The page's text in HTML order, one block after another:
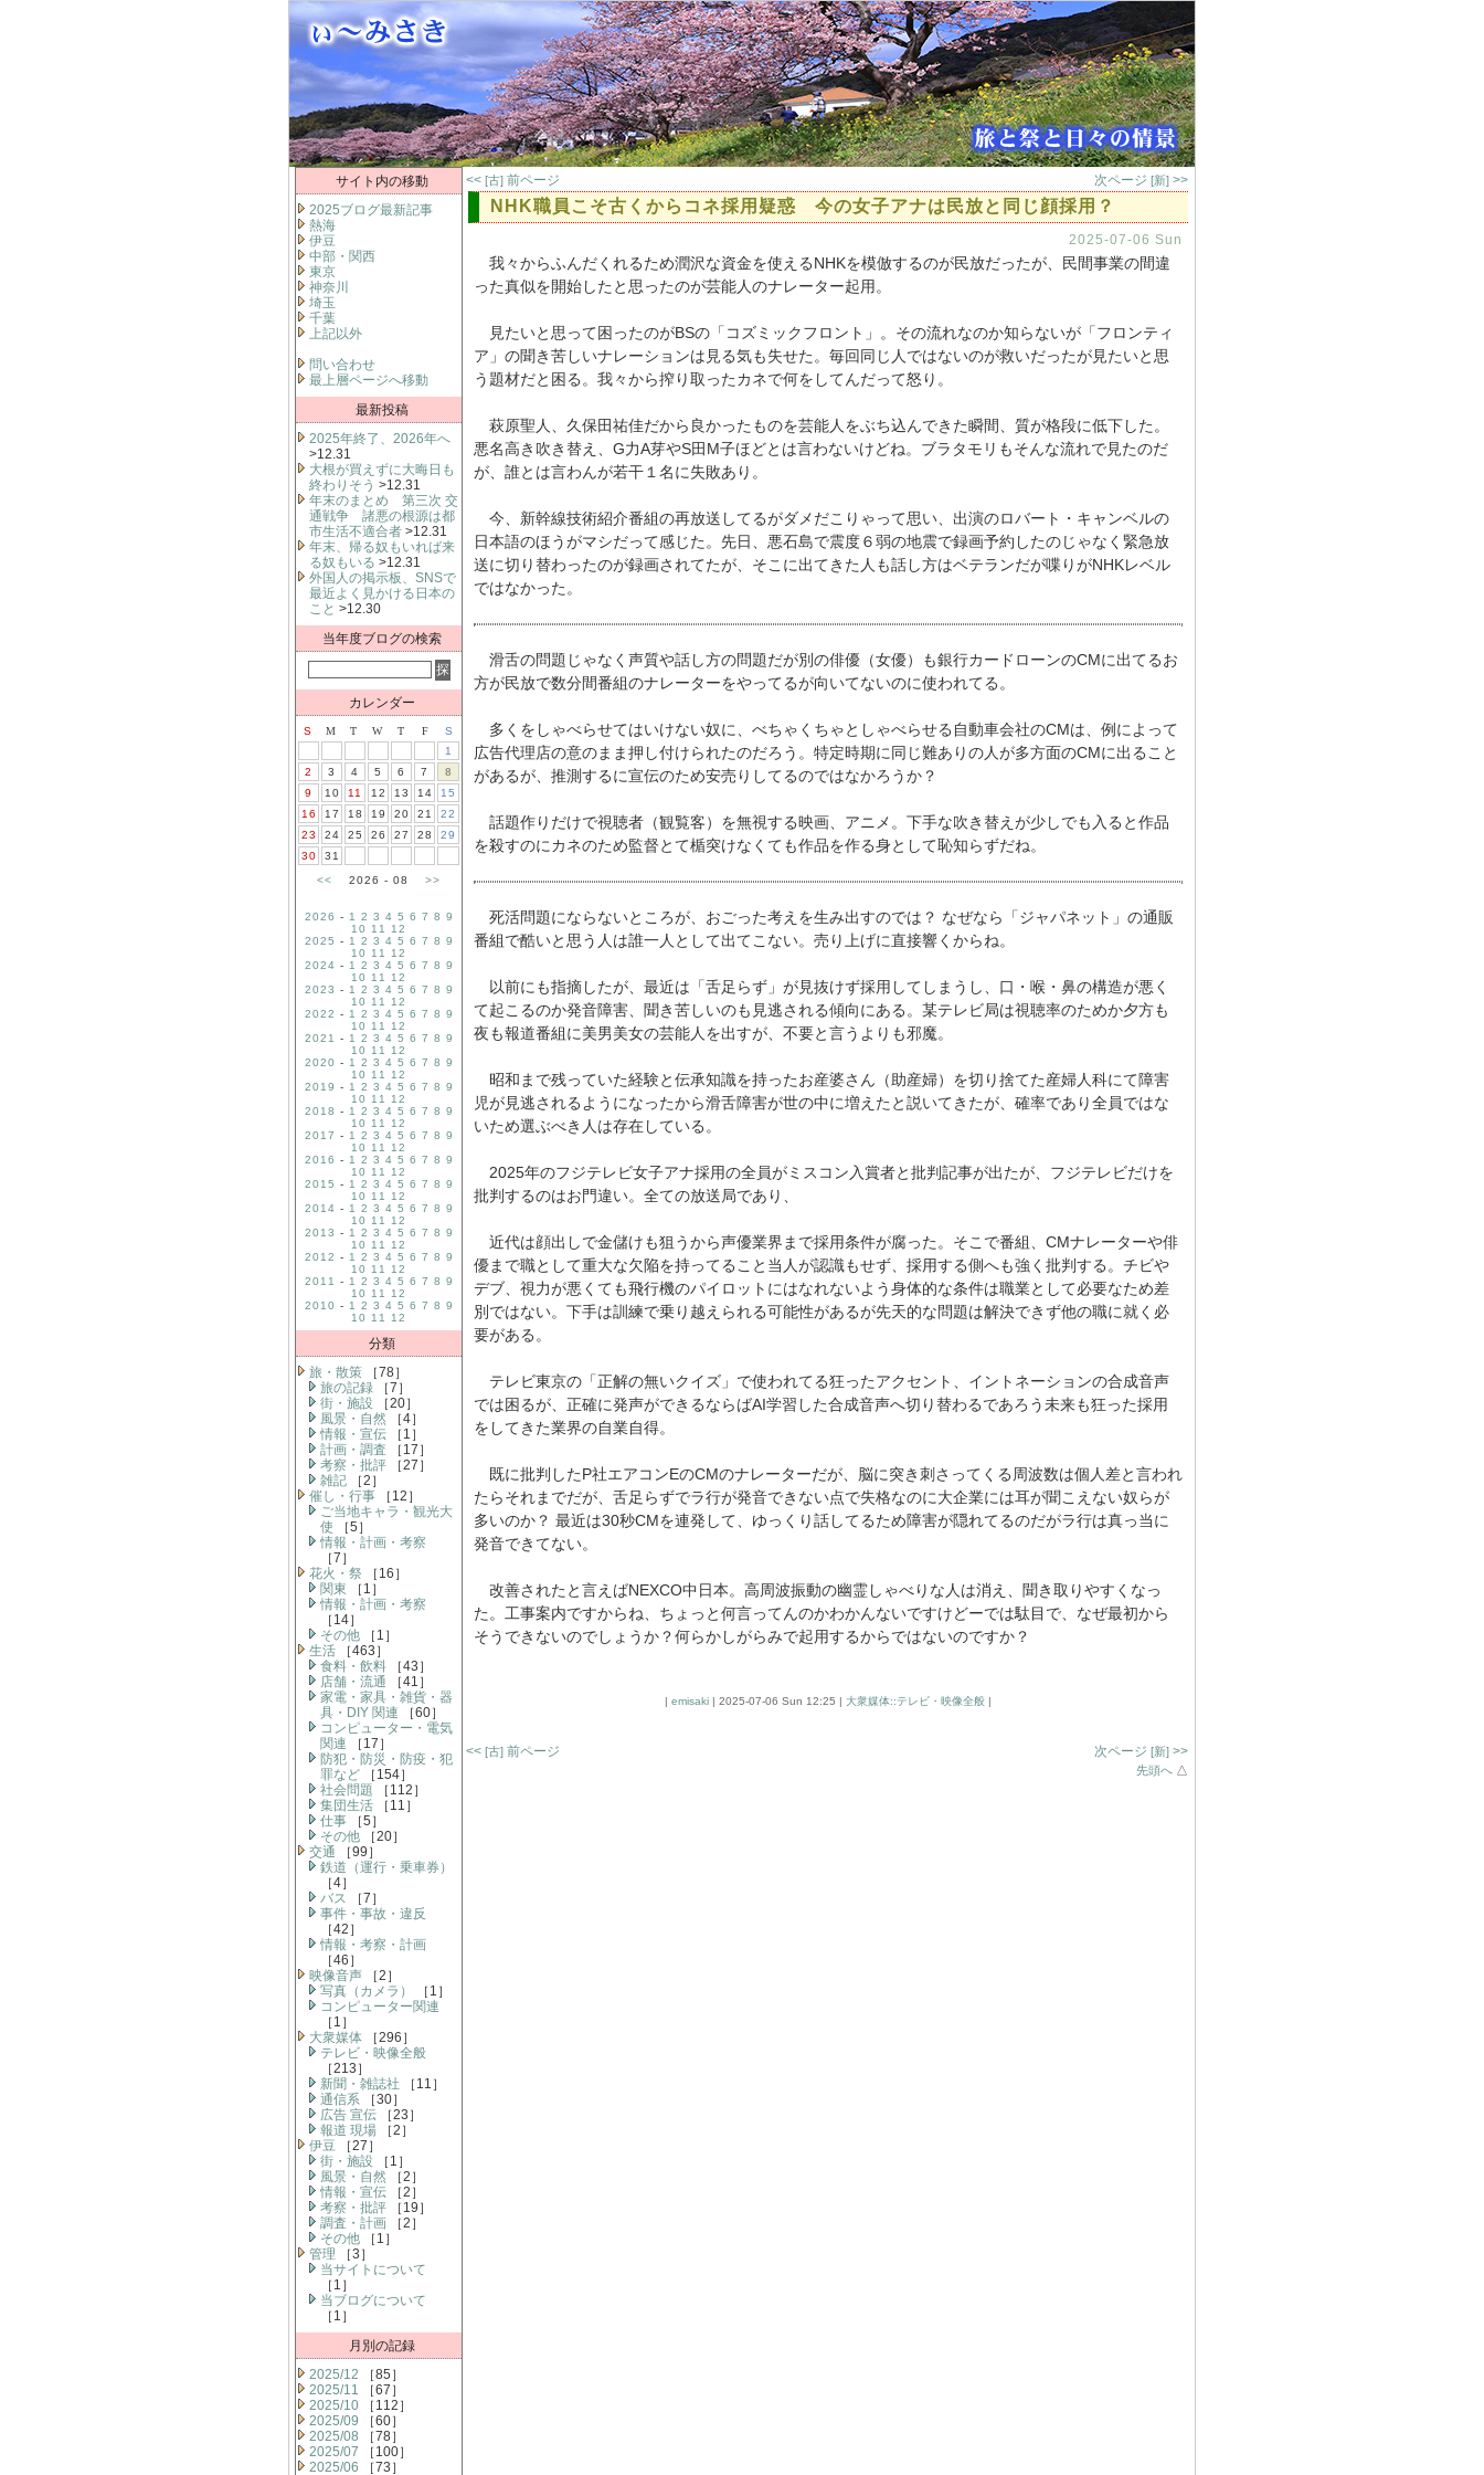
サイト内の移動
2025ブログ最新記事
熱海
伊豆
中部・関西
東京
神奈川
埼玉
千葉
上記以外
問い合わせ
最上層ページへ移動
最新投稿
2025年終了、2026年へ
>12.31
大根が買えずに大晦日も
終わりそう >12.31
年末のまとめ 第三次 交
通戦争 諸悪の根源は都
市生活不適合者 >12.31
年末、帰る奴もいれば来
る奴もいる >12.31
外国人の掲示板、SNSで
最近よく見かける日本の
こと >12.30
当年度ブログの検索
カレンダー
S M T W T F
S
1
2
3 4 5 6 7
8
9
10 11 12 13 14
15
16
17 18 19 20 21
22
23
24 25 26 27 28
29
30
31
<< 2026 - 08 >>
2026 - 1 2 3 4 5 6 7 8 9
10
11
12
2025 - 1 2 3 4 5 6 7 8 9
10
11
12
2024 - 1 2 3 4 5 6 7 8 9
10
11
12
2023 - 1 2 3 4 5 6 7 8 9
10
11
12
2022 - 1 2 3 4 5 6 7 8 9
10
11
12
2021
- 1 2 3 4 5 6 7 8 9
10
11
12
2020 - 1 2 3 4 5 6 7 8 9
10
11
12
2019 - 1 2 3 4 5 6 7 8 9
10
11
12
2018 - 1 2 3 4 5 6 7 8 9
10
11
12
2017 - 1 2 3 4 5 6 7 8 9
10
11
12
2016 - 1 2 3 4 5 6 7 8 9
10
11
12
2015 - 1 2 3 4 5 6 7 8 9
10
11
12
2014 - 1 2 3 4 5 6 7 8 9
10
11
12
2013 - 1 2 3 4 5 6 7 8 9
10
11
12
2012 - 1 2 3 4 5 6 7 8 9
10
11
12
2011
- 1 2 3 4 5 6 7 8 9
10
11
12
2010 - 1 2 3 4 5 6 7 8 9
10
11 12
分類
旅・散策 ［78］
旅の記録 ［7］
街・施設 ［20］
風景・自然 ［4］
情報・宣伝 ［1］
計画・調査 ［17］
考察・批評 ［27］
雑記 ［2］
催し・行事 ［12］
ご当地キャラ・観光大
使 ［5］
情報・計画・考察
［7］
花火・祭 ［16］
関東 ［1］
情報・計画・考察
［14］
その他 ［1］
生活 ［463］
食料・飲料 ［43］
店舗・流通 ［41］
家電・家具・雑貨・器
具・DIY 関連 ［60］
コンピューター・電気
関連 ［17］
防犯・防災・防疫・犯
罪など ［154］
社会問題 ［112］
集団生活 ［11］
仕事 ［5］
その他 ［20］
交通 ［99］
鉄道（運行・乗車券）
［4］
バス ［7］
事件・事故・違反
［42］
情報・考察・計画
［46］
映像音声 ［2］
写真（カメラ）
［1］
コンピューター関連
［1］
大衆媒体 ［296］
テレビ・映像全般
［213］
新聞・雑誌社 ［11］
通信系 ［30］
広告 宣伝 ［23］
報道 現場 ［2］
伊豆 ［27］
街・施設 ［1］
風景・自然 ［2］
情報・宣伝 ［2］
考察・批評 ［19］
調査・計画 ［2］
その他 ［1］
管理 ［3］
当サイトについて
［1］
当ブログについて
［1］
月別の記録
2025/12 ［85］
2025/11 ［67］
2025/10 ［112］
2025/09 ［60］
2025/08 ［78］
2025/07 ［100］
2025/06 ［73］
<< [古] 前ページ 次ページ [新] >>
NHK職員こそ古くからコネ採用疑惑 今の女子アナは民放と同じ顔採用？
2025-07-06 Sun
我々からふんだくれるため潤沢な資金を使えるNHKを模倣するのが民放だったが、民間事業の間違
った真似を開始したと思ったのが芸能人のナレーター起用。
見たいと思って困ったのがBSの「コズミックフロント」。その流れなのか知らないが「フロンティ
ア」の聞き苦しいナレーションは見る気も失せた。毎回同じ人ではないのが救いだったが見たいと思
う題材だと困る。我々から搾り取ったカネで何をしてんだって怒り。
萩原聖人、久保田祐佳だから良かったものを芸能人をぶち込んできた瞬間、質が格段に低下した。
悪名高き吹き替え、G力A芽やS田M子ほどとは言わないけどね。ブラタモリもそんな流れで見たのだ
が、誰とは言わんが若干１名に失敗あり。
今、新幹線技術紹介番組の再放送してるがダメだこりゃって思い、出演のロバート・キャンベルの
日本語のほうがマシだって感じた。先日、悪石島で震度６弱の地震で録画予約したのじゃなく緊急放
送に切り替わったのが録画されてたが、そこに出てきた人も話し方はベテランだが喋りがNHKレベル
ではなかった。
滑舌の問題じゃなく声質や話し方の問題だが別の俳優（女優）も銀行カードローンのCMに出てるお
方が民放で数分間番組のナレーターをやってるが向いてないのに使われてる。
多くをしゃべらせてはいけない奴に、べちゃくちゃとしゃべらせる自動車会社のCMは、例によって
広告代理店の意のまま押し付けられたのだろう。特定時期に同じ難ありの人が多方面のCMに出ること
があるが、推測するに宣伝のため安売りしてるのではなかろうか？
話題作りだけで視聴者（観覧客）を無視する映画、アニメ。下手な吹き替えが少しでも入ると作品
を殺すのにカネのため監督とて楯突けなくても作品を作る身として恥知らずだね。
死活問題にならないところが、おごった考えを生み出すのでは？ なぜなら「ジャパネット」の通販
番組で酷いと思う人は誰一人として出てこない。売り上げに直接響くからね。
以前にも指摘したが、最近は「舌足らず」が見抜けず採用してしまうし、口・喉・鼻の構造が悪く
て起こるのか発音障害、聞き苦しいのも見逃される傾向にある。某テレビ局は視聴率のためか夕方も
夜も報道番組に美男美女の芸能人を出すが、不要と言うよりも邪魔。
昭和まで残っていた経験と伝承知識を持ったお産婆さん（助産婦）を切り捨てた産婦人科にて障害
児が見逃されるようになったから滑舌障害が世の中に増えたと説いてきたが、確率であり全員ではな
いため選ぶべき人は存在している。
2025年のフジテレビ女子アナ採用の全員がミスコン入賞者と批判記事が出たが、フジテレビだけを
批判するのはお門違い。全ての放送局であり、
近代は顔出しで金儲けも狙うから声優業界まで採用条件が腐った。そこで番組、CMナレーターや俳
優まで職として重大な欠陥を持ってること当人が認識もせず、採用する側へも強く批判する。チビや
デブ、視力が悪くても飛行機のパイロットにはなれないよう身体的な条件は職業として必要なため差
別ではない。下手は訓練で乗り越えられる可能性があるが先天的な問題は解決できず他の職に就く必
要がある。
テレビ東京の「正解の無いクイズ」で使われてる狂ったアクセント、イントネーションの合成音声
では困るが、正確に発声ができるならばAI学習した合成音声へ切り替わるであろう未来も狂った採用
をしてきた業界の自業自得。
既に批判したP社エアコンEのCMのナレーターだが、脳に突き刺さってくる周波数は個人差と言われ
たらそれまでだが、舌足らずでラ行が発音できない点で失格なのに大企業には耳が聞こえない奴らが
多いのか？ 最近は30秒CMを連発して、ゆっくり話してるため障害が隠れてるのだがラ行は真っ当に
発音できてない。
改善されたと言えばNEXCO中日本。高周波振動の幽霊しゃべりな人は消え、聞き取りやすくなっ
た。工事案内ですからね、ちょっと何言ってんのかわかんないですけどーでは駄目で、なぜ最初から
そうできないのでしょうか？何らかしがらみで起用するからではないのですか？
| emisaki | 2025-07-06 Sun 12:25 | 大衆媒体::テレビ・映像全般 |
<< [古] 前ページ 次ページ [新] >>
先頭へ △